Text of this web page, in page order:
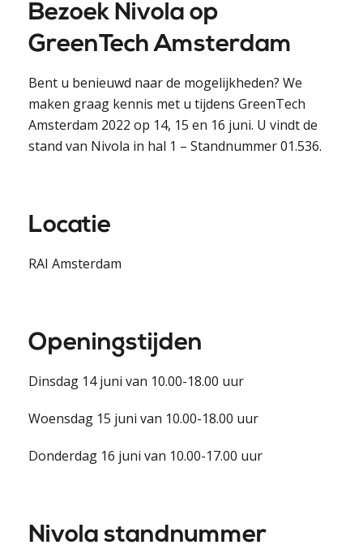
Bezoek Nivola op
GreenTech Amsterdam
Bent u benieuwd naar de mogelijkheden? We
maken graag kennis met u tijdens GreenTech
Amsterdam 2022 op 14, 15 en 16 juni. U vindt de
stand van Nivola in hal 1 – Standnummer 01.536.
Locatie
RAI Amsterdam
Openingstijden
Dinsdag 14 juni van 10.00-18.00 uur
Woensdag 15 juni van 10.00-18.00 uur
Donderdag 16 juni van 10.00-17.00 uur
Nivola standnummer